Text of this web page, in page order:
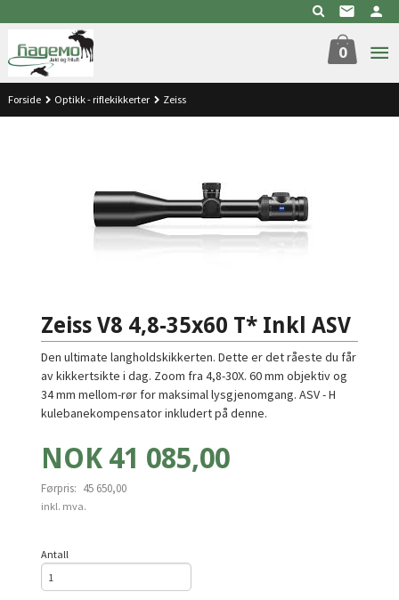
til
innholdet
0
Forside Optikk - riflekikkerter Zeiss
Zeiss V8 4,8-35x60 T* Inkl ASV
Den ultimate langholdskikkerten. Dette er det råeste du får
av kikkertsikte i dag. Zoom fra 4,8-30X. 60 mm objektiv og
34 mm mellom-rør for maksimal lysgjenomgang. ASV - H
kulebanekompensator inkludert på denne.
Tilbud
NOK 41 085,00
Førpris: 45 650,00
Rabatt
inkl. mva.
Antall